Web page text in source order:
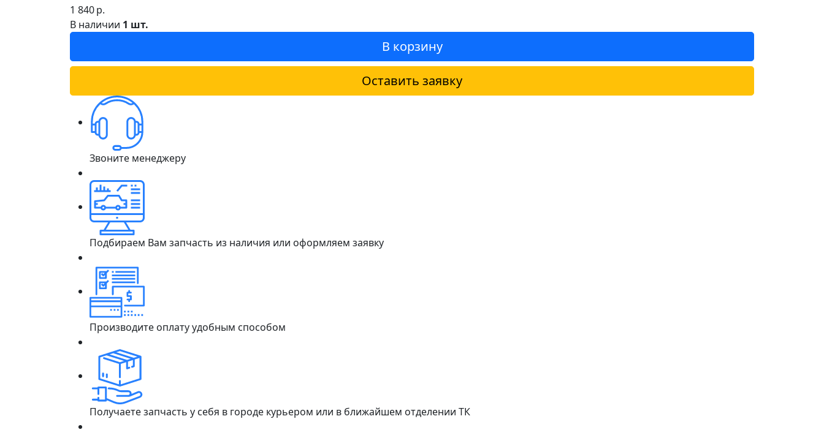
1 840р.
В наличии 1 шт.
В корзину
Оставить заявку
Звоните менеджеру
Подбираем Вам запчасть из наличия или оформляем заявку
Производите оплату удобным способом
Получаете запчасть у себя в городе курьером или в ближайшем отделении ТК